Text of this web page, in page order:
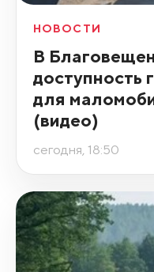
НОВОСТИ
В
доступность
для
(видео)
сегодня, 18:50